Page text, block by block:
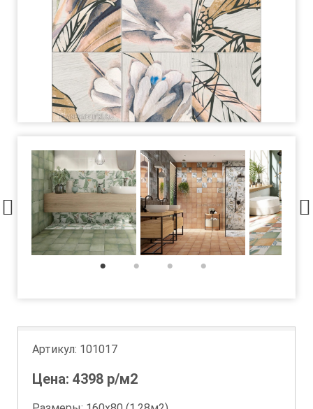
Артикул: 101017
Цена: 4398 р/м2